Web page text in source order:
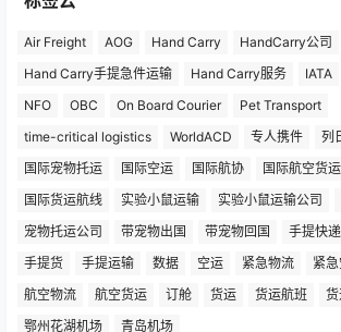
Air Freight AOG Hand Carry
HandCarry公司
Hand Carry手提急件运输
Hand Carry服务 IATA
NFO
OBC On Board Courier
Pet Transport
time-critical logistics
WorldACD 专人携件
列
国际宠物托运
国际空运 国际航协 国际航空货运
国际货运航线
实验小鼠运输 实验小鼠运输公司
宠物托运公司
带宠物出国 带宠物回国 手提快递
手提货
手提运输 数据 空运 紧急物流 紧
航空物流
航空货运 订舱 货运 货运航班
鄂州花湖机场
青岛机场